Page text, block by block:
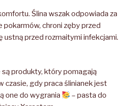
Ślina wszak odpowiada za
pokarmów, chroni zęby przed
ustną przed rozmaitymi infekcjami.
są produkty, który pomagają
czasie, gdy praca ślinianek jest
one do wygrania
– pasta do